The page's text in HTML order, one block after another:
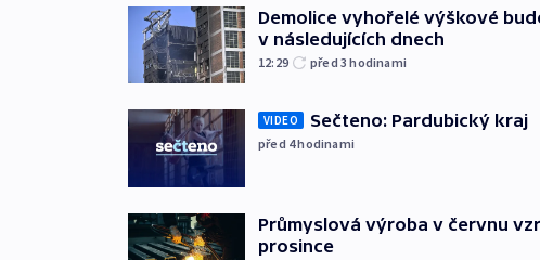
Demolice vyhořelé výškové
v následujících dnech
12:29 před 3hodinami
VIDEO Sečteno: Pardubický kraj
před 4hodinami
Průmyslová výroba v červnu
prosince